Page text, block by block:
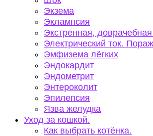
Экзема
Эклампсия
Экстренная,
Электрический ток.
Эмфизема лёгких
Эндокардит
Эндометрит
Энтероколит
Эпилепсия
Язва желудка
Уход за кошкой.
Как выбрать котёнка.